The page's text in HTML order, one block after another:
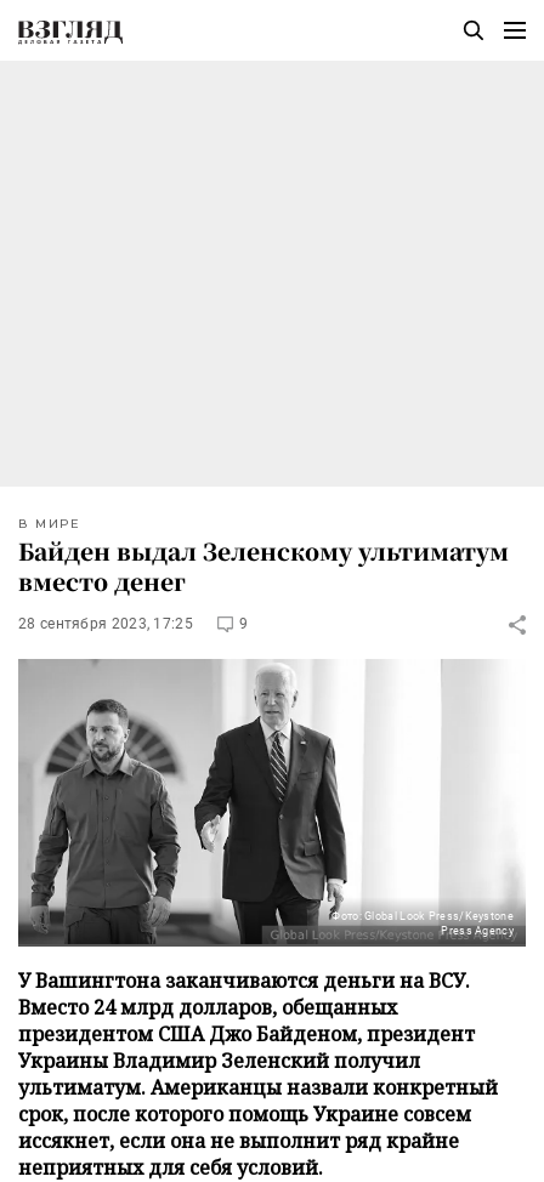
В МИРЕ
Байден выдал Зеленскому ультиматум
вместо денег
28 сентября 2023, 17:25 9
Фото: Global Look Press/Keystone
Press Agency
У Вашингтона заканчиваются деньги на ВСУ.
Вместо 24 млрд долларов, обещанных
президентом США Джо Байденом, президент
Украины Владимир Зеленский получил
ультиматум. Американцы назвали конкретный
срок, после которого помощь Украине совсем
иссякнет, если она не выполнит ряд крайне
неприятных для себя условий.